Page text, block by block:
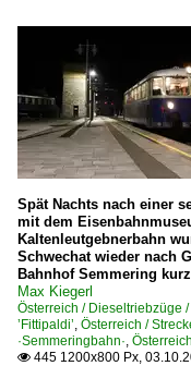
Spät Nachts nach einer
mit dem
Kaltenleutgebnerbahn
Schwechat wieder nach
Bahnhof Semmering
Max Kiegerl
Österreich / Dieseltriebzüge
’Fittipaldi’, Österreich /
·Semmeringbahn·,
 445 1200x800 Px,